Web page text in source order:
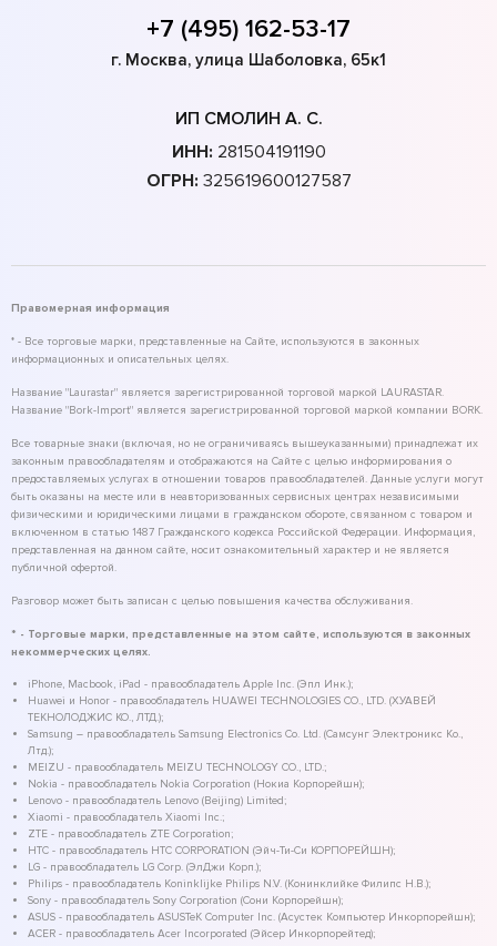
+7 (495) 162-53-17
г. Москва, улица Шаболовка, 65к1
ИП СМОЛИН А. С.
ИНН: 281504191190
ОГРН: 325619600127587
Правомерная информация
* - Все торговые марки, представленные на Сайте, используются в законных
информационных и описательных целях.
Название "Laurastar" является зарегистрированной торговой маркой LAURASTAR.
Название "Bork-Import" является зарегистрированной торговой маркой компании BORK.
Все товарные знаки (включая, но не ограничиваясь вышеуказанными) принадлежат их
законным правообладателям и отображаются на Сайте с целью информирования о
предоставляемых услугах в отношении товаров правообладателей. Данные услуги могут
быть оказаны на месте или в неавторизованных сервисных центрах независимыми
физическими и юридическими лицами в гражданском обороте, связанном с товаром и
включенном в статью 1487 Гражданского кодекса Российской Федерации. Информация,
представленная на данном сайте, носит ознакомительный характер и не является
публичной офертой.
Разговор может быть записан с целью повышения качества обслуживания.
* - Торговые марки, представленные на этом сайте, используются в законных
некоммерческих целях.
iPhone, Macbook, iPad - правообладатель Apple Inc. (Эпл Инк.);
Huawei и Honor - правообладатель HUAWEI TECHNOLOGIES CO., LTD. (ХУАВЕЙ
ТЕКНОЛОДЖИС КО., ЛТД.);
Samsung – правообладатель Samsung Electronics Co. Ltd. (Самсунг Электроникс Ко.,
Лтд.);
MEIZU - правообладатель MEIZU TECHNOLOGY CO., LTD.;
Nokia - правообладатель Nokia Corporation (Нокиа Корпорейшн);
Lenovo - правообладатель Lenovo (Beijing) Limited;
Xiaomi - правообладатель Xiaomi Inc.;
ZTE - правообладатель ZTE Corporation;
HTC - правообладатель HTC CORPORATION (Эйч-Ти-Си КОРПОРЕЙШН);
LG - правообладатель LG Corp. (ЭлДжи Корп.);
Philips - правообладатель Koninklijke Philips N.V. (Конинклийке Филипс Н.В.);
Sony - правообладатель Sony Corporation (Сони Корпорейшн);
ASUS - правообладатель ASUSTeK Computer Inc. (Асустек Компьютер Инкорпорейшн);
ACER - правообладатель Acer Incorporated (Эйсер Инкорпорейтед);